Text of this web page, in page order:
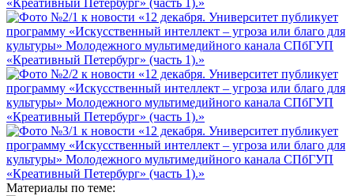
Материалы по теме: